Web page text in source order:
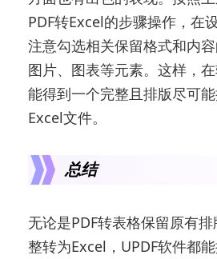
PDF转Excel的步骤操作，在
注意勾选相关保留格式和内
图片、图表等元素。这样，
能得到一个完整且排版尽可
Excel文件。
总结
无论是PDF转表格保留原有
整转为Excel，UPDF软件都